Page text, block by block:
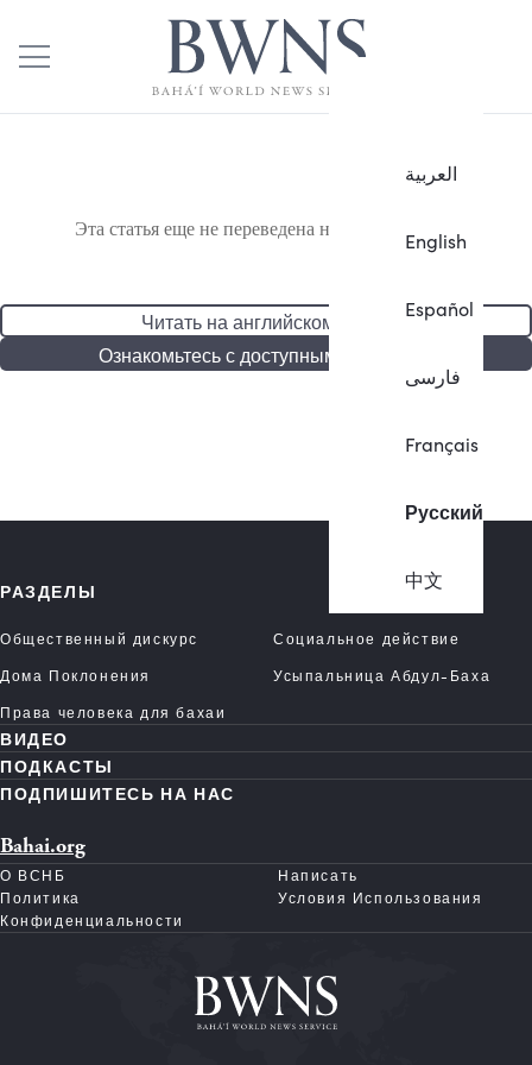
العربية
English
Español
فارسی
Français
Русский
中文
Эта статья еще не переведена на русский язык.
Читать на английском языке
Ознакомьтесь с доступными статьями
РАЗДЕЛЫ
Общественный дискурс
Социальное действие
Дома Поклонения
Усыпальница Абдул-Баха
Права человека для бахаи
ВИДЕО
ПОДКАСТЫ
ПОДПИШИТЕСЬ НА НАС
Bahai.org
О ВСНБ
Написать
Политика
Конфиденциальности
Условия Использования